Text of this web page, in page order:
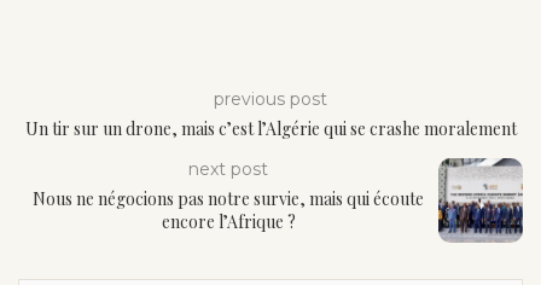
previous post
Un tir sur un drone, mais c’est l’Algérie qui se crashe moralement
next post
Nous ne négocions pas notre survie, mais qui écoute
encore l’Afrique ?